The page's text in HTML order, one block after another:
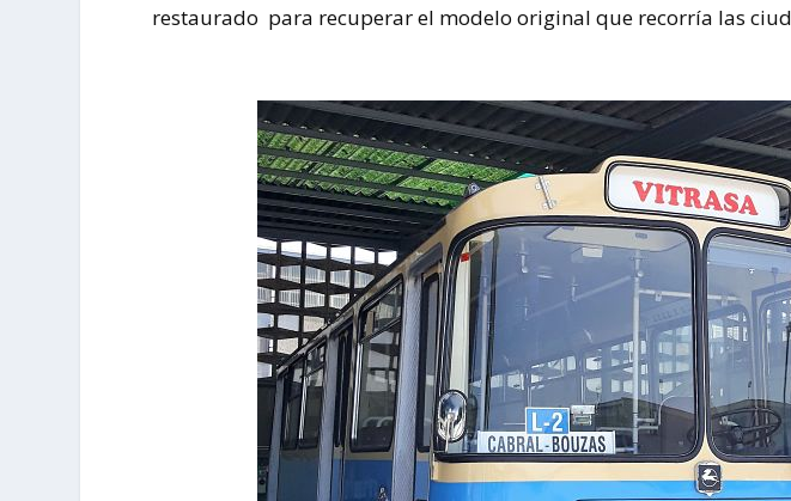
restaurado para recuperar el modelo original que recorría las